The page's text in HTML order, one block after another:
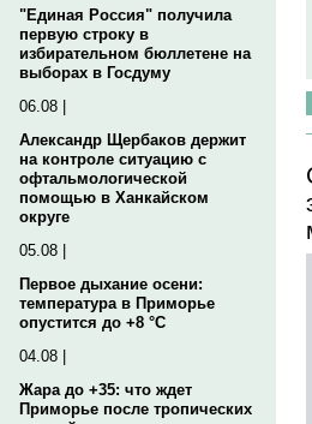
"Единая Россия" получила
первую строку в
избирательном бюллетене на
выборах в Госдуму
06.08 |
Александр Щербаков держит
на контроле ситуацию с
офтальмологической
помощью в Ханкайском
округе
05.08 |
Первое дыхание осени:
температура в Приморье
опустится до +8 °C
04.08 |
Жара до +35: что ждет
Приморье после тропических